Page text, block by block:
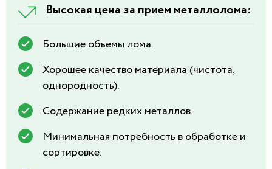
Высокая цена за прием металлолома:
Большие объемы лома.
Хорошее качество материала (чистота,
однородность).
Содержание редких металлов.
Минимальная потребность в обработке и
сортировке.